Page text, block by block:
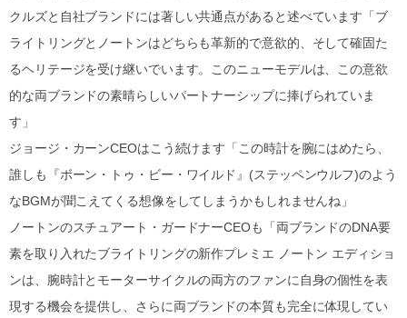
クルズと自社ブランドには著しい共通点があると述べています「ブ
ライトリングとノートンはどちらも革新的で意欲的、そして確固た
るヘリテージを受け継いでいます。このニューモデルは、この意欲
的な両ブランドの素晴らしいパートナーシップに捧げられていま
す」
ジョージ・カーンCEOはこう続けます「この時計を腕にはめたら、
誰しも『ボーン・トゥ・ビー・ワイルド』(ステッペンウルフ)のよう
なBGMが聞こえてくる想像をしてしまうかもしれませんね」
ノートンのスチュアート・ガードナーCEOも「両ブランドのDNA要
素を取り入れたブライトリングの新作プレミエ ノートン エディショ
ンは、腕時計とモーターサイクルの両方のファンに自身の個性を表
現する機会を提供し、さらに両ブランドの本質も完全に体現してい